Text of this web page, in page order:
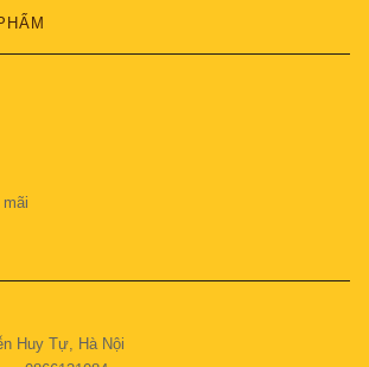
Huy Tự, Hà Nội